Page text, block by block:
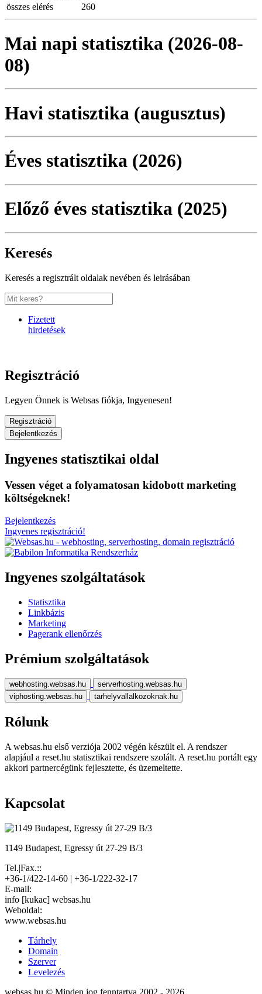
összes elérés
260
Mai napi statisztika (2026-08-
08)
Havi statisztika (augusztus)
Éves statisztika (2026)
Előző éves statisztika (2025)
Keresés
Keresés a regisztrált oldalak nevében és leirásában
Fizetett
hirdetések
Regisztráció
Legyen Önnek is Websas fiókja, Ingyenesen!
Regisztráció
Bejelentkezés
Ingyenes statisztikai oldal
Vessen véget a folyamatosan kidobott marketing
költségeknek!
Bejelentkezés
Ingyenes regisztráció!
Ingyenes szolgáltatások
Statisztika
Linkbázis
Marketing
Pagerank ellenőrzés
Prémium szolgáltatások
webhosting.websas.hu
serverhosting.websas.hu
viphosting.websas.hu
tarhelyvallalkozoknak.hu
Rólunk
A websas.hu első verziója 2002 végén készült el. A rendszer
alapjául a reset.hu statisztikai rendszere szolált. A reset.hu portált egy
akkori partnercégünk fejlesztette, és üzemeltette.
Kapcsolat
1149 Budapest, Egressy út 27-29 B/3
Tel.|Fax.::
+36-1/422-14-60 | +36-1/222-32-17
E-mail:
info [kukac] websas.hu
Weboldal:
www.websas.hu
Tárhely
Domain
Szerver
Levelezés